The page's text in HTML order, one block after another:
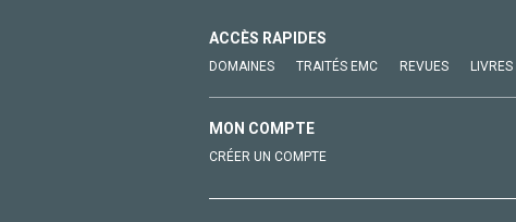
ACCÈS RAPIDES
DOMAINES TRAITÉS EMC REVUES LIVRES
MON COMPTE
CRÉER UN COMPTE